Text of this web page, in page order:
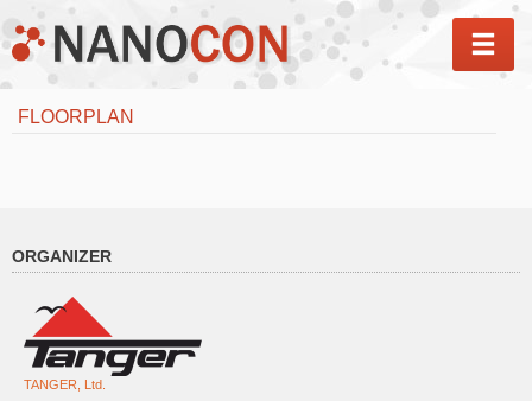
FLOORPLAN
ORGANIZER
TANGER, Ltd.